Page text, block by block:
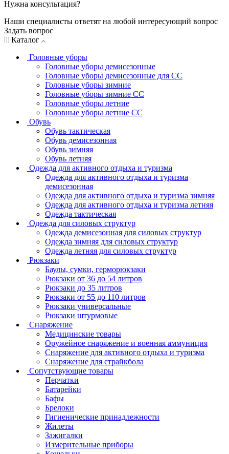
Нужна консультация?
Наши специалисты ответят на любой интересующий вопрос
Задать вопрос
Каталог
Головные уборы
Головные уборы демисезонные
Головные уборы демисезонные для СС
Головные уборы зимние
Головные уборы зимние СС
Головные уборы летние
Головные уборы летние СС
Обувь
Обувь тактическая
Обувь демисезонная
Обувь зимняя
Обувь летняя
Одежда для активного отдыха и туризма
Одежда для активного отдыха и туризма
демисезонная
Одежда для активного отдыха и туризма зимняя
Одежда для активного отдыха и туризма летняя
Одежда тактическая
Одежда для силовых структур
Одежда демисезонная для силовых структур
Одежда зимняя для силовых структур
Одежда летняя для силовых структур
Рюкзаки
Баулы, сумки, герморюкзаки
Рюкзаки от 36 до 54 литров
Рюкзаки до 35 литров
Рюкзаки от 55 до 110 литров
Рюкзаки универсальные
Рюкзаки штурмовые
Снаряжение
Медицинские товары
Оружейное снаряжение и военная аммуниция
Снаряжение для активного отдыха и туризма
Снаряжение для страйкбола
Сопутствующие товары
Перчатки
Батарейки
Бафы
Брелоки
Гигиенические принадлежности
Жилеты
Зажигалки
Измерительные приборы